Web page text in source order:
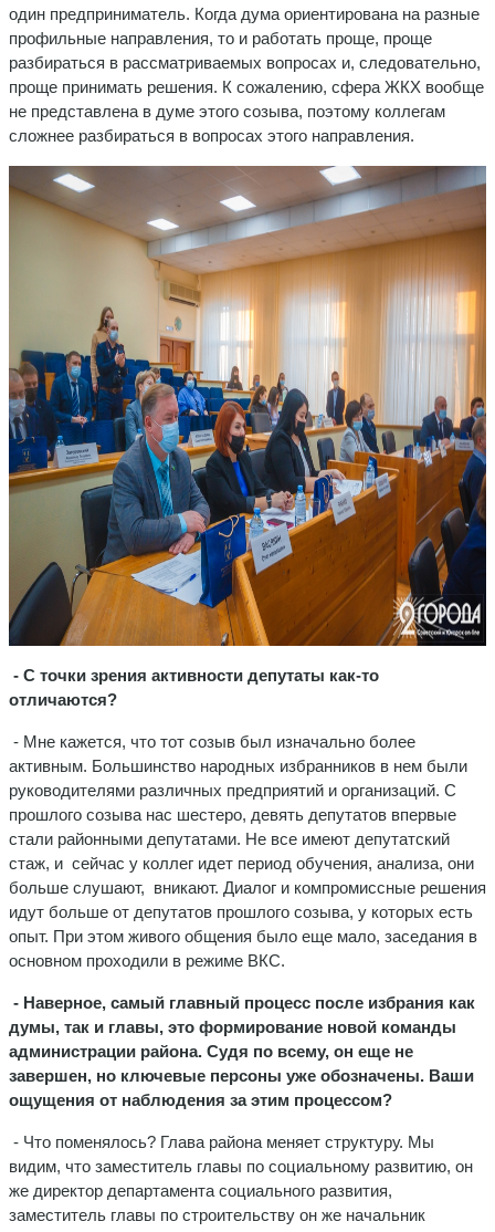
один предприниматель. Когда дума ориентирована на разные
профильные направления, то и работать проще, проще
разбираться в рассматриваемых вопросах и, следовательно,
проще принимать решения. К сожалению, сфера ЖКХ вообще
не представлена в думе этого созыва, поэтому коллегам
сложнее разбираться в вопросах этого направления.
- С точки зрения активности депутаты как-то
отличаются?
- Мне кажется, что тот созыв был изначально более
активным. Большинство народных избранников в нем были
руководителями различных предприятий и организаций. С
прошлого созыва нас шестеро, девять депутатов впервые
стали районными депутатами. Не все имеют депутатский
стаж, и сейчас у коллег идет период обучения, анализа, они
больше слушают, вникают. Диалог и компромиссные решения
идут больше от депутатов прошлого созыва, у которых есть
опыт. При этом живого общения было еще мало, заседания в
основном проходили в режиме ВКС.
- Наверное, самый главный процесс после избрания как
думы, так и главы, это формирование новой команды
администрации района. Судя по всему, он еще не
завершен, но ключевые персоны уже обозначены. Ваши
ощущения от наблюдения за этим процессом?
- Что поменялось? Глава района меняет структуру. Мы
видим, что заместитель главы по социальному развитию, он
же директор департамента социального развития,
заместитель главы по строительству он же начальник